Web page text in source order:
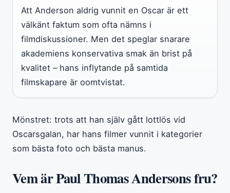
Att Anderson aldrig vunnit en Oscar är ett
välkänt faktum som ofta nämns i
filmdiskussioner. Men det speglar snarare
akademiens konservativa smak än brist på
kvalitet – hans inflytande på samtida
filmskapare är oomtvistat.
Mönstret: trots att han själv gått lottlös vid
Oscarsgalan, har hans filmer vunnit i kategorier
som bästa foto och bästa manus.
Vem är Paul Thomas Andersons fru?